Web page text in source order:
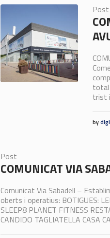
Post
total
trist
by
Post
COMUNICAT VIA
Comunicat Via Sabadell –
oberts i operatius: BOTIGUES:
SLEEP8 PLANET FITNESS
CANDIDO TAGLIATELLA CASA